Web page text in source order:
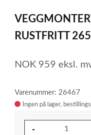
of
1RUSTFRITT
NOK 959 eksl.
Varenummer: 26467
Ingen på lager